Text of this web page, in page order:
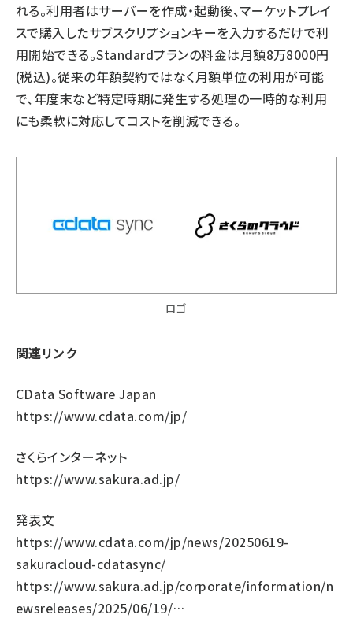
れる。利用者はサーバーを作成・起動後、マーケットプレイ
スで購入したサブスクリプションキーを入力するだけで利
用開始できる。Standardプランの料金は月額8万8000円
(税込)。従来の年額契約ではなく月額単位の利用が可能
で、年度末など特定時期に発生する処理の一時的な利用
にも柔軟に対応してコストを削減できる。
ロゴ
関連リンク
CData Software Japan
https://www.cdata.com/jp/
さくらインターネット
https://www.sakura.ad.jp/
発表文
https://www.cdata.com/jp/news/20250619-
sakuracloud-cdatasync/
https://www.sakura.ad.jp/corporate/information/n
ewsreleases/2025/06/19/…